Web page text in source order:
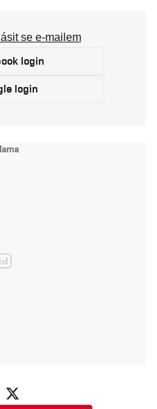
se e-mailem
login
login